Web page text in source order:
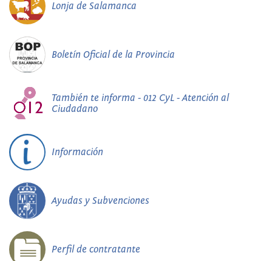
Lonja de Salamanca
Boletín Oficial de la Provincia
También te informa - 012 CyL - Atención al
Ciudadano
Información
Ayudas y Subvenciones
Perfil de contratante